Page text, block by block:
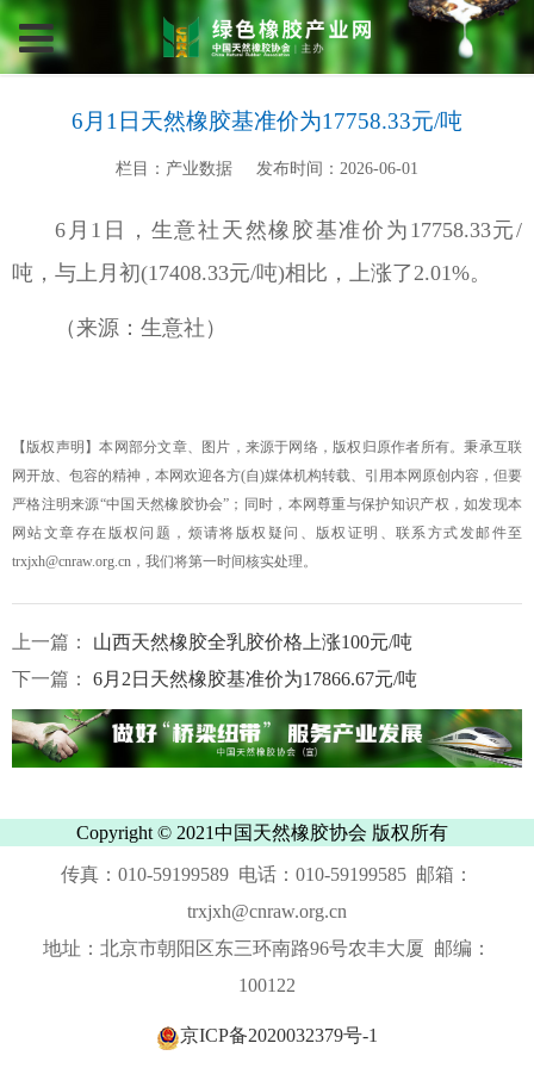
6月1日天然橡胶基准价为17758.33元/吨
栏目：产业数据 发布时间：2026-06-01
6月1日，生意社天然橡胶基准价为17758.33元/
吨，与上月初(17408.33元/吨)相比，上涨了2.01%。
（来源：生意社）
【版权声明】本网部分文章、图片，来源于网络，版权归原作者所有。秉承互联
网开放、包容的精神，本网欢迎各方(自)媒体机构转载、引用本网原创内容，但要
严格注明来源“中国天然橡胶协会”；同时，本网尊重与保护知识产权，如发现本
网站文章存在版权问题，烦请将版权疑问、版权证明、联系方式发邮件至
trxjxh@cnraw.org.cn，我们将第一时间核实处理。
上一篇：
山西天然橡胶全乳胶价格上涨100元/吨
下一篇：
6月2日天然橡胶基准价为17866.67元/吨
Copyright © 2021中国天然橡胶协会 版权所有
传真：010-59199589 电话：010-59199585 邮箱：
trxjxh@cnraw.org.cn
地址：北京市朝阳区东三环南路96号农丰大厦 邮编：
100122
京ICP备2020032379号-1